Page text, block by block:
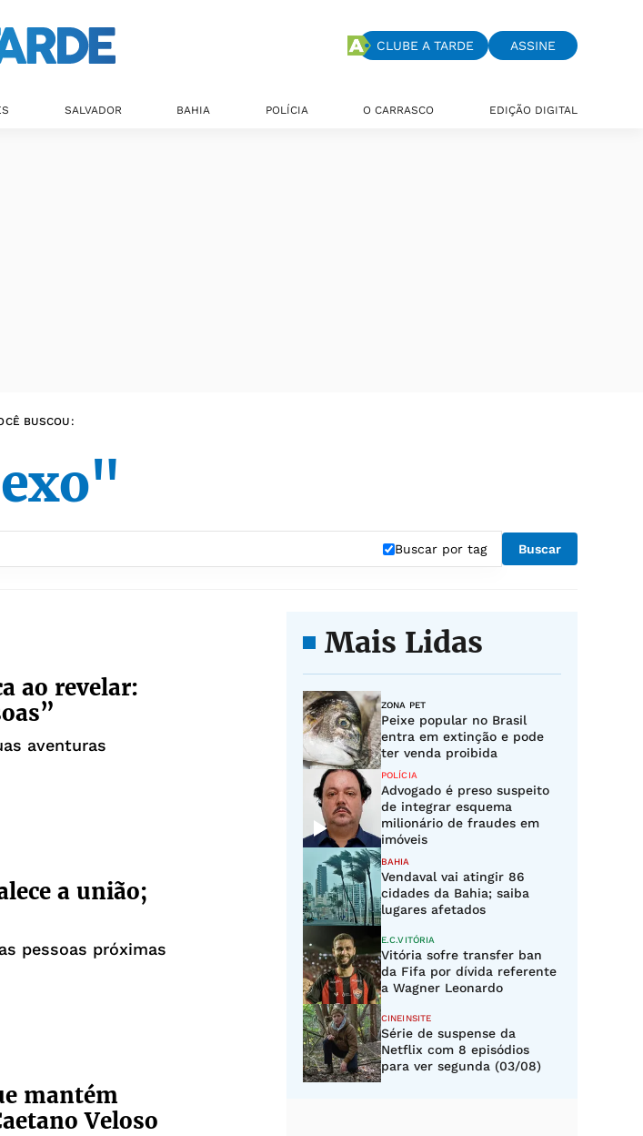
CLUBE A TARDE ASSINE
SALVADOR BAHIA POLÍCIA O CARRASCO EDIÇÃO DIGITAL
BUSCOU:
Buscar por tag Buscar
ao revelar:
aventuras
a união;
pessoas próximas
mantém
Veloso
Mais Lidas
ZONA PET
Peixe popular no Brasil
entra em extinção e pode
ter venda proibida
POLÍCIA
Advogado é preso suspeito
de integrar esquema
milionário de fraudes em
imóveis
BAHIA
Vendaval vai atingir 86
cidades da Bahia; saiba
lugares afetados
E.C.VITÓRIA
Vitória sofre transfer ban
da Fifa por dívida referente
a Wagner Leonardo
CINEINSITE
Série de suspense da
Netflix com 8 episódios
para ver segunda (03/08)